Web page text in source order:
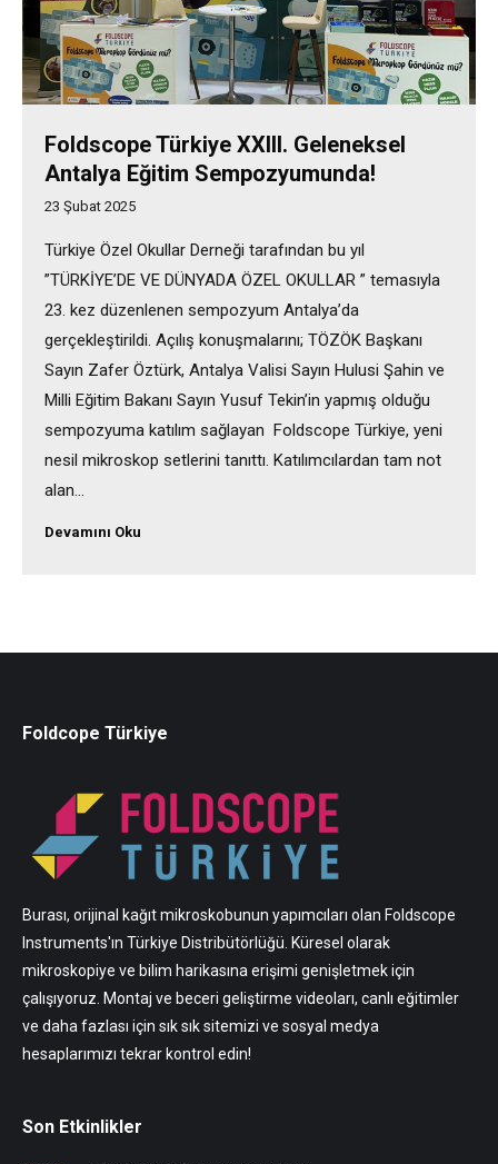
Foldscope Türkiye XXIII. Geleneksel
Antalya Eğitim Sempozyumunda!
23 Şubat 2025
Türkiye Özel Okullar Derneği tarafından bu yıl
”TÜRKİYE’DE VE DÜNYADA ÖZEL OKULLAR ” temasıyla
23. kez düzenlenen sempozyum Antalya’da
gerçekleştirildi. Açılış konuşmalarını; TÖZÖK Başkanı
Sayın Zafer Öztürk, Antalya Valisi Sayın Hulusi Şahin ve
Milli Eğitim Bakanı Sayın Yusuf Tekin’in yapmış olduğu
sempozyuma katılım sağlayan Foldscope Türkiye, yeni
nesil mikroskop setlerini tanıttı. Katılımcılardan tam not
alan…
Devamını Oku
Foldcope Türkiye
Burası, orijinal kağıt mikroskobunun yapımcıları olan Foldscope
Instruments'ın Türkiye Distribütörlüğü. Küresel olarak
mikroskopiye ve bilim harikasına erişimi genişletmek için
çalışıyoruz. Montaj ve beceri geliştirme videoları, canlı eğitimler
ve daha fazlası için sık sık sitemizi ve sosyal medya
hesaplarımızı tekrar kontrol edin!
Son Etkinlikler